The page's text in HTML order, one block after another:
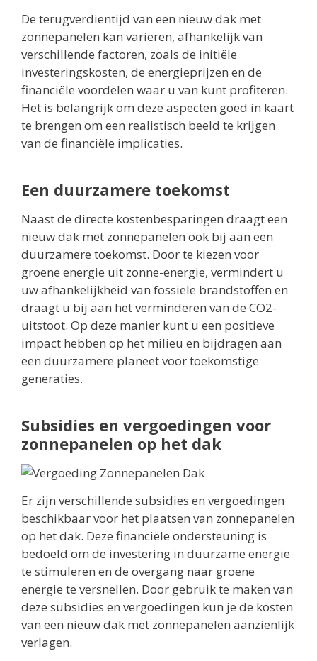
De terugverdientijd van een nieuw dak met
zonnepanelen kan variëren, afhankelijk van
verschillende factoren, zoals de initiële
investeringskosten, de energieprijzen en de
financiële voordelen waar u van kunt profiteren.
Het is belangrijk om deze aspecten goed in kaart
te brengen om een realistisch beeld te krijgen
van de financiële implicaties.
Een duurzamere toekomst
Naast de directe kostenbesparingen draagt een
nieuw dak met zonnepanelen ook bij aan een
duurzamere toekomst. Door te kiezen voor
groene energie uit zonne-energie, vermindert u
uw afhankelijkheid van fossiele brandstoffen en
draagt u bij aan het verminderen van de CO2-
uitstoot. Op deze manier kunt u een positieve
impact hebben op het milieu en bijdragen aan
een duurzamere planeet voor toekomstige
generaties.
Subsidies en vergoedingen voor
zonnepanelen op het dak
Er zijn verschillende subsidies en vergoedingen
beschikbaar voor het plaatsen van zonnepanelen
op het dak. Deze financiële ondersteuning is
bedoeld om de investering in duurzame energie
te stimuleren en de overgang naar groene
energie te versnellen. Door gebruik te maken van
deze subsidies en vergoedingen kun je de kosten
van een nieuw dak met zonnepanelen aanzienlijk
verlagen.